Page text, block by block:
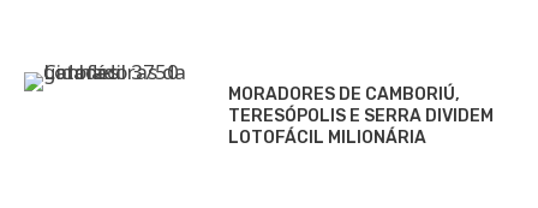
MORADORES DE CAMBORIÚ,
TERESÓPOLIS E SERRA DIVIDEM
LOTOFÁCIL MILIONÁRIA